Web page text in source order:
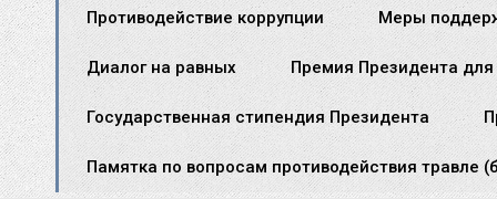
Противодействие коррупции Меры
Диалог на равных Премия Президента для
Государственная стипендия Президента
Памятка по вопросам противодействия травле